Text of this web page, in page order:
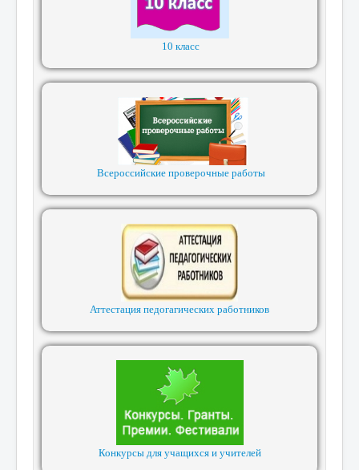
10 класс
Всероссийские проверочные работы
Аттестация педогагических работников
Конкурсы для учащихся и учителей